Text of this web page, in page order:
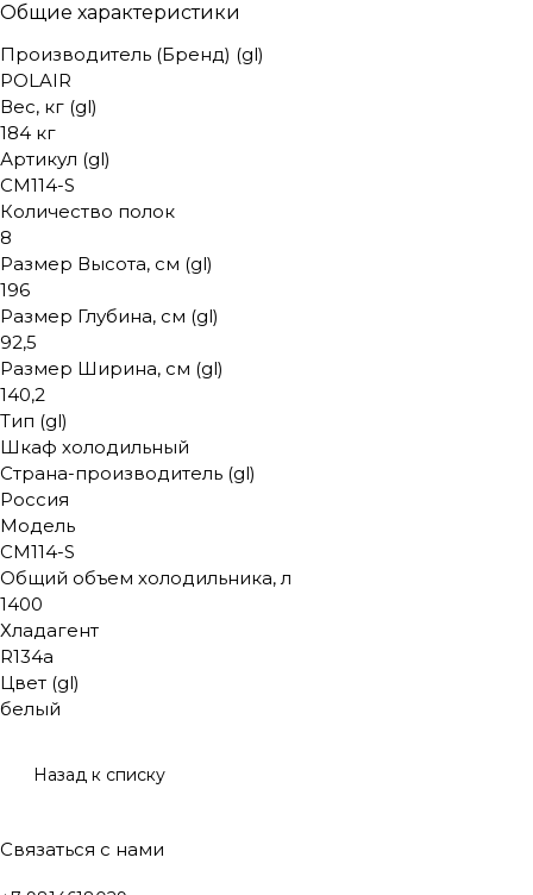
Общие характеристики
Производитель (Бренд) (gl)
POLAIR
Вес, кг (gl)
184 кг
Артикул (gl)
CM114-S
Количество полок
8
Размер Высота, см (gl)
196
Размер Глубина, см (gl)
92,5
Размер Ширина, см (gl)
140,2
Тип (gl)
Шкаф холодильный
Страна-производитель (gl)
Россия
Модель
CM114-S
Общий объем холодильника, л
1400
Хладагент
R134a
Цвет (gl)
белый
Назад к списку
Связаться с нами